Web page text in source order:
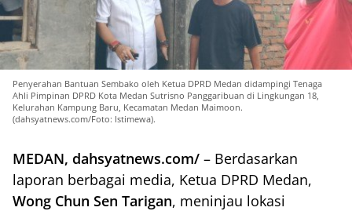
Penyerahan Bantuan Sembako oleh Ketua DPRD Medan didampingi Tenaga
Ahli Pimpinan DPRD Kota Medan Sutrisno Panggaribuan di Lingkungan 18,
Kelurahan Kampung Baru, Kecamatan Medan Maimoon.
(dahsyatnews.com/Foto: Istimewa).
MEDAN, dahsyatnews.com/ – Berdasarkan
laporan berbagai media, Ketua DPRD Medan,
Wong Chun Sen Tarigan, meninjau lokasi